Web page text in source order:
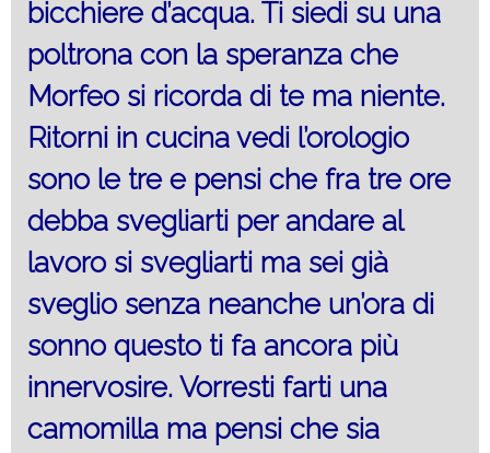
bicchiere d’acqua. Ti siedi su una
poltrona con la speranza che
Morfeo si ricorda di te ma niente.
Ritorni in cucina vedi l’orologio
sono le tre e pensi che fra tre ore
debba svegliarti per andare al
lavoro si svegliarti ma sei già
sveglio senza neanche un’ora di
sonno questo ti fa ancora più
innervosire. Vorresti farti una
camomilla ma pensi che sia